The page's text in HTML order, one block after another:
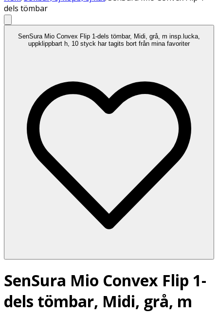
dels tömbar
SenSura Mio Convex Flip 1-dels tömbar, Midi, grå, m insp.lucka,
uppklippbart h, 10 styck har tagits bort från mina favoriter
SenSura Mio Convex Flip 1-
dels tömbar, Midi, grå, m